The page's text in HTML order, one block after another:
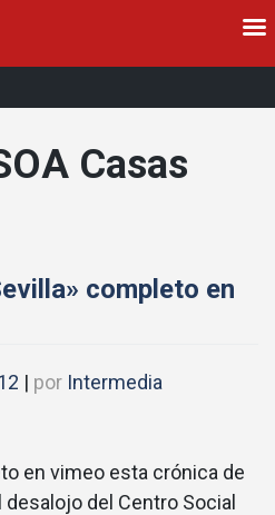
Casas
completo en
| por Intermedia
en vimeo esta crónica de
del Centro Social